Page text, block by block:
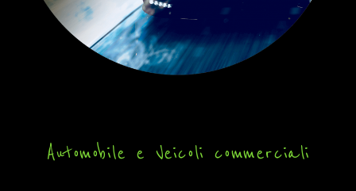
Automobile e Veicoli commerciali